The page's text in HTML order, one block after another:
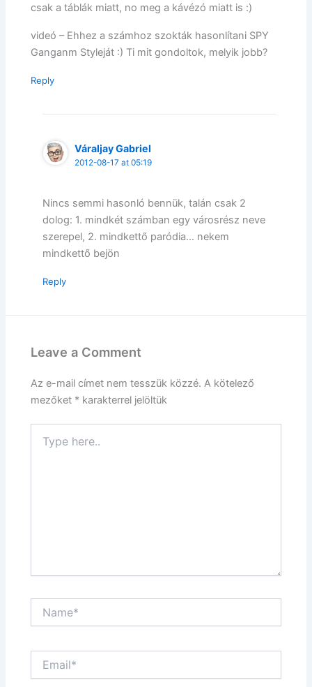
csak a táblák miatt, no meg a kávézó miatt is :)
videó – Ehhez a számhoz szokták hasonlítani SPY
Ganganm Styleját :) Ti mit gondoltok, melyik jobb?
Reply
Váraljay Gabriel
2012-08-17 at 05:19
Nincs semmi hasonló bennük, talán csak 2
dolog: 1. mindkét számban egy városrész neve
szerepel, 2. mindkettő paródia… nekem
mindkettő bejön
Reply
Leave a Comment
Az e-mail címet nem tesszük közzé. A kötelező
mezőket * karakterrel jelöltük
here..